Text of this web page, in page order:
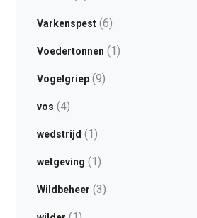
Varkenspest(6)
Voedertonnen (1)
Vogelgriep(9)
vos (4)
wedstrijd (1)
wetgeving (1)
Wildbeheer (3)